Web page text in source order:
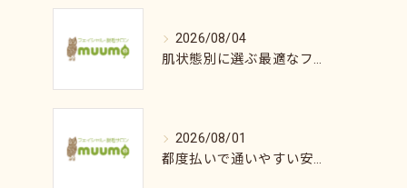
2026/08/04
肌状態別に選ぶ最適なフェイシャルケアの方法
2026/08/01
都度払いで通いやすい安心脱毛の魅力解説